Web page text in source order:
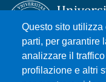
Questo sito
parti, per garantire
analizzare il
profilazione e altri
Università degli